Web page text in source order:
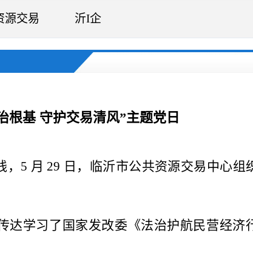
源交易 沂I企
根基 守护交易清风”主题党日
5 月 29 日，临沂市公共资源交易中心组
达学习了国家发改委《法治护航民营经济